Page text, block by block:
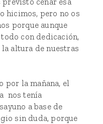
hicimos, pero no os
porque aunque
con dedicación,
altura de nuestras
por la mañana, el
nos tenía
a base de
sin duda, porque